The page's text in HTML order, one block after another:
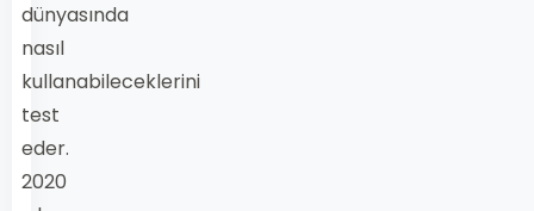
dünyasında
nasıl
kullanabileceklerini
test
eder.
2020